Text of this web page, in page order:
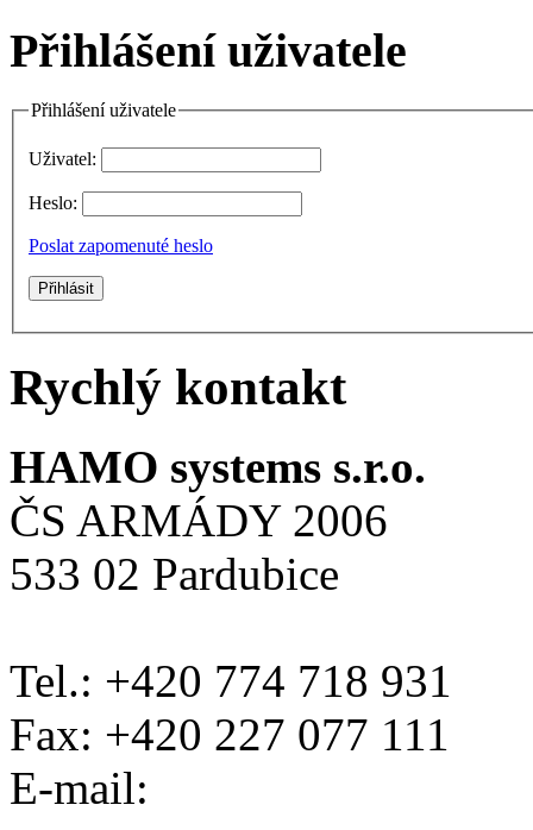
Přihlášení uživatele
Přihlášení uživatele
Uživatel:
Heslo:
Poslat zapomenuté heslo
Rychlý kontakt
HAMO systems s.r.o.
ČS ARMÁDY 2006
533 02 Pardubice
Tel.: +420 774 718 931
Fax: +420 227 077 111
E-mail: